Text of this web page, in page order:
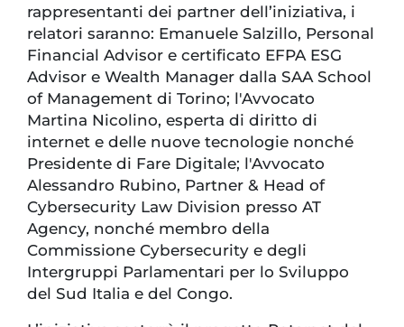
rappresentanti dei partner dell’iniziativa, i
relatori saranno: Emanuele Salzillo, Personal
Financial Advisor e certificato EFPA ESG
Advisor e Wealth Manager dalla SAA School
of Management di Torino; l'Avvocato
Martina Nicolino, esperta di diritto di
internet e delle nuove tecnologie nonché
Presidente di Fare Digitale; l'Avvocato
Alessandro Rubino, Partner & Head of
Cybersecurity Law Division presso AT
Agency, nonché membro della
Commissione Cybersecurity e degli
Intergruppi Parlamentari per lo Sviluppo
del Sud Italia e del Congo.